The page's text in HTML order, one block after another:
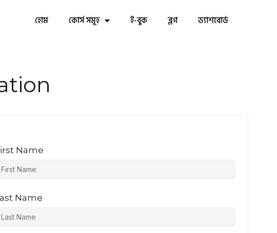
হোম কোর্স সমূহ ই-বুক ব্লগ ড্যাশবোর্ড
Name
Name